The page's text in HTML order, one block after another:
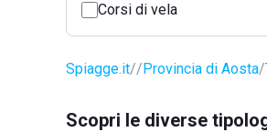
Corsi di vela
Spiagge.it Provincia di Aosta
Scopri le diverse